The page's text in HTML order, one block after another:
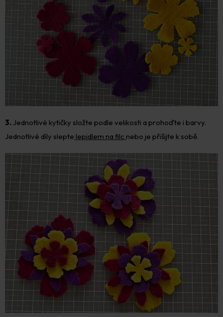
3. Jednotlivé kytičky složte podle velikosti a prohoďte i barvy.
Jednotlivé díly slepte lepidlem na filc nebo je přišijte k sobě.